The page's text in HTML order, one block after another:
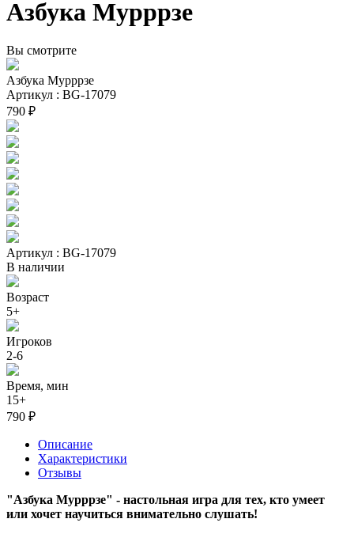
Азбука Мурррзе
Вы смотрите
Азбука Мурррзе
Артикул : BG-17079
790 ₽
Артикул : BG-17079
В наличии
Возраст
5+
Игроков
2-6
Время, мин
15+
790 ₽
Описание
Характеристики
Отзывы
"Азбука Мурррзе" - настольная игра для тех, кто умеет
или хочет научиться внимательно слушать!